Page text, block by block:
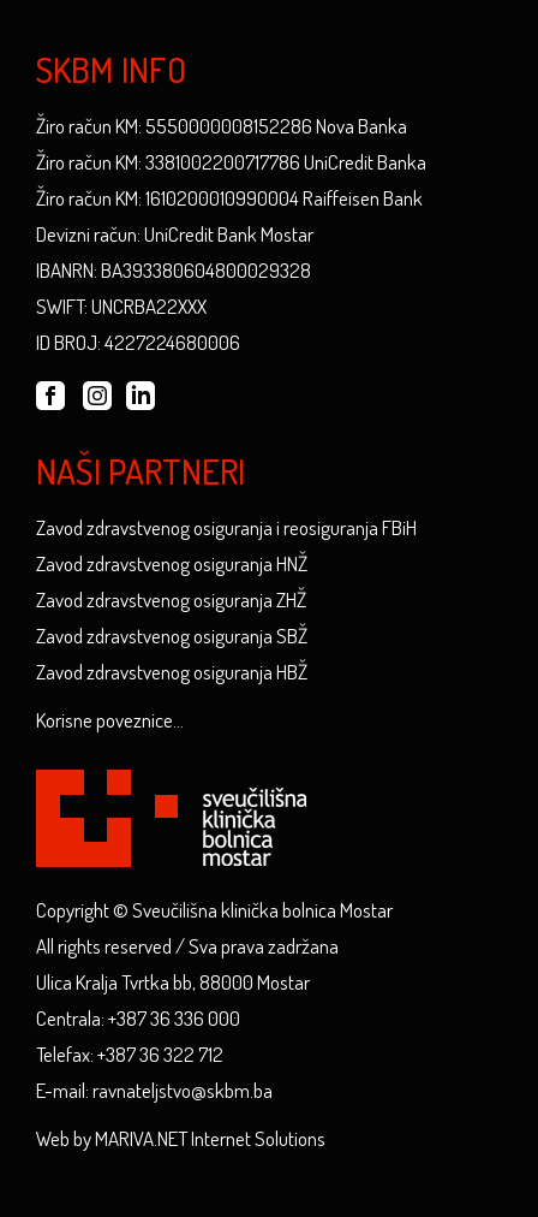
SKBM INFO
Žiro račun KM: 5550000008152286 Nova Banka
Žiro račun KM: 3381002200717786 UniCredit Banka
Žiro račun KM: 1610200010990004 Raiffeisen Bank
Devizni račun: UniCredit Bank Mostar
IBANRN: BA393380604800029328
SWIFT: UNCRBA22XXX
ID BROJ: 4227224680006
NAŠI PARTNERI
Zavod zdravstvenog osiguranja i reosiguranja FBiH
Zavod zdravstvenog osiguranja HNŽ
Zavod zdravstvenog osiguranja ZHŽ
Zavod zdravstvenog osiguranja SBŽ
Zavod zdravstvenog osiguranja HBŽ
Korisne poveznice...
Copyright © Sveučilišna klinička bolnica Mostar
All rights reserved / Sva prava zadržana
Ulica Kralja Tvrtka bb, 88000 Mostar
Centrala: +387 36 336 000
Telefax: +387 36 322 712
E-mail: ravnateljstvo@skbm.ba
Web by MARIVA.NET Internet Solutions